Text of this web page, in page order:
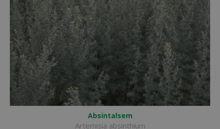
Absintalsem
Artemisia absinthium